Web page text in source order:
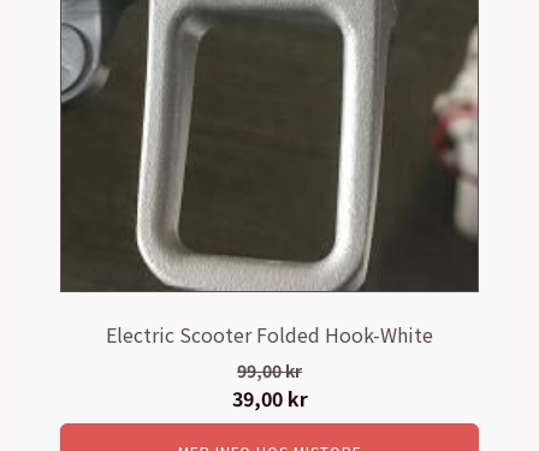
Electric Scooter Folded Hook-White
99,00kr
Det
ursprungliga
39,00 krDet
nuvarande